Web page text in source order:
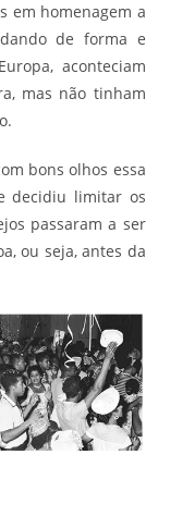
em homenagem a
de forma e
aconteciam
mas não tinham
bons olhos essa
decidiu limitar os
passaram a ser
ou seja, antes da